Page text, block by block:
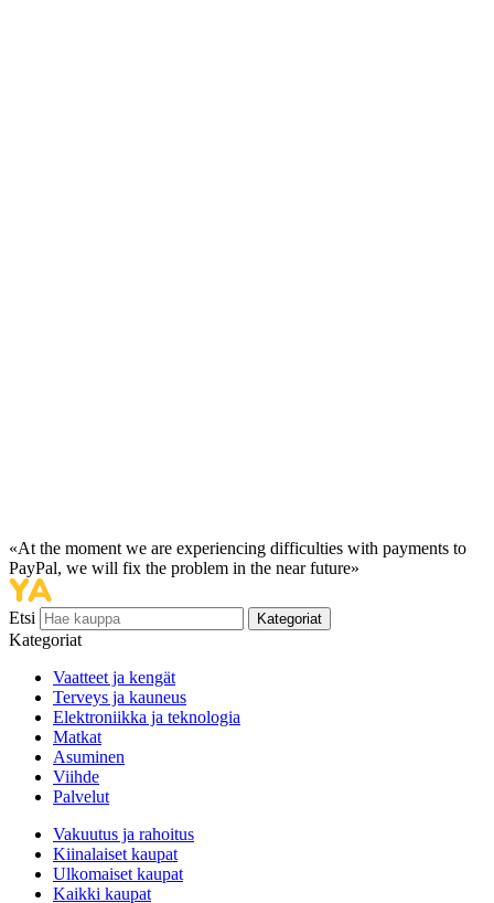
«At the moment we are experiencing difficulties with payments to
PayPal, we will fix the problem in the near future»
Etsi Kategoriat
Kategoriat
Vaatteet ja kengät
Terveys ja kauneus
Elektroniikka ja teknologia
Matkat
Asuminen
Viihde
Palvelut
Vakuutus ja rahoitus
Kiinalaiset kaupat
Ulkomaiset kaupat
Kaikki kaupat